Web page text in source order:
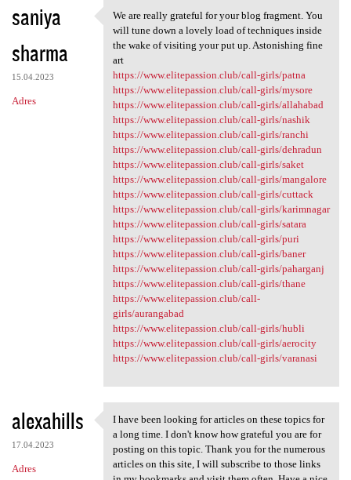
saniya
sharma
15.04.2023
Adres
We are really grateful for
We are really grateful for your blog fragment. You
will tune down a lovely load of techniques inside
the wake of visiting your put up. Astonishing fine
art
https://www.elitepassion.club/call-girls/patna
https://www.elitepassion.club/call-girls/mysore
https://www.elitepassion.club/call-girls/allahabad
https://www.elitepassion.club/call-girls/nashik
https://www.elitepassion.club/call-girls/ranchi
https://www.elitepassion.club/call-girls/dehradun
https://www.elitepassion.club/call-girls/saket
https://www.elitepassion.club/call-girls/mangalore
https://www.elitepassion.club/call-girls/cuttack
https://www.elitepassion.club/call-girls/karimnagar
https://www.elitepassion.club/call-girls/satara
https://www.elitepassion.club/call-girls/puri
https://www.elitepassion.club/call-girls/baner
https://www.elitepassion.club/call-girls/paharganj
https://www.elitepassion.club/call-girls/thane
https://www.elitepassion.club/call-
girls/aurangabad
https://www.elitepassion.club/call-girls/hubli
https://www.elitepassion.club/call-girls/aerocity
https://www.elitepassion.club/call-girls/varanasi
alexahills
17.04.2023
Adres
I have been looking for
I have been looking for articles on these topics for
a long time. I don't know how grateful you are for
posting on this topic. Thank you for the numerous
articles on this site, I will subscribe to those links